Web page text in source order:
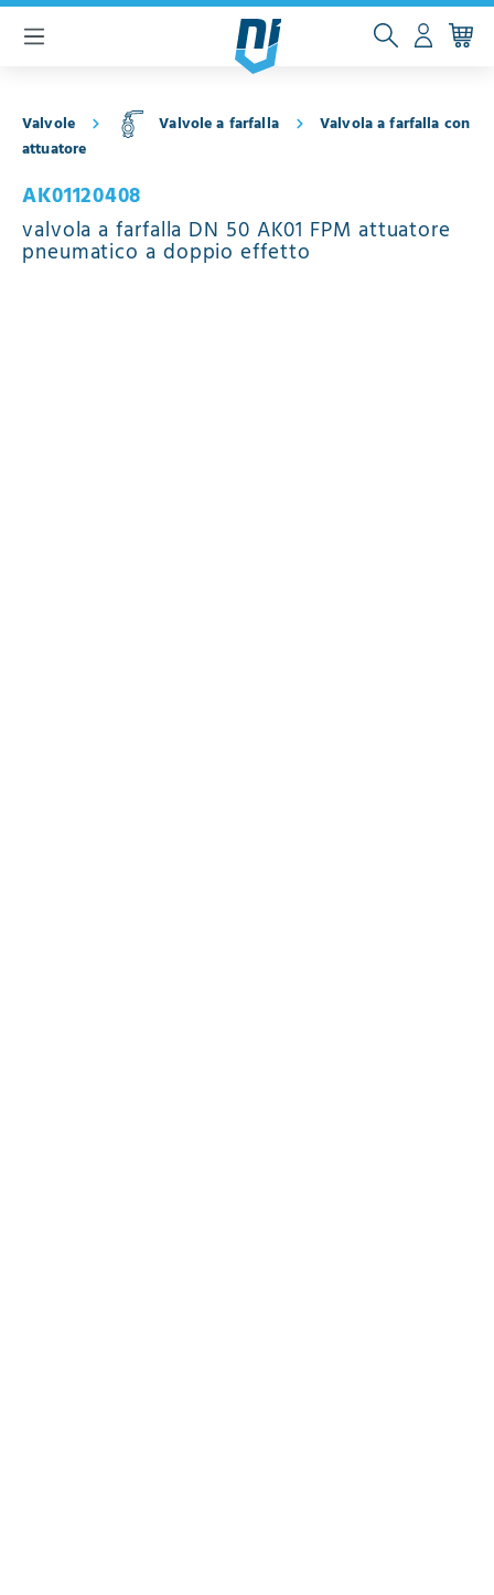
principale
Valvole Valvole a farfalla
Valvola a farfalla con
attuatore
AK01120408
valvola a farfalla DN 50 AK01 FPM attuatore
pneumatico a doppio effetto